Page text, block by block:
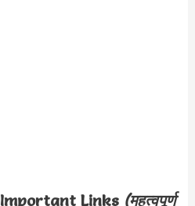
Important Links (महत्वपूर्ण